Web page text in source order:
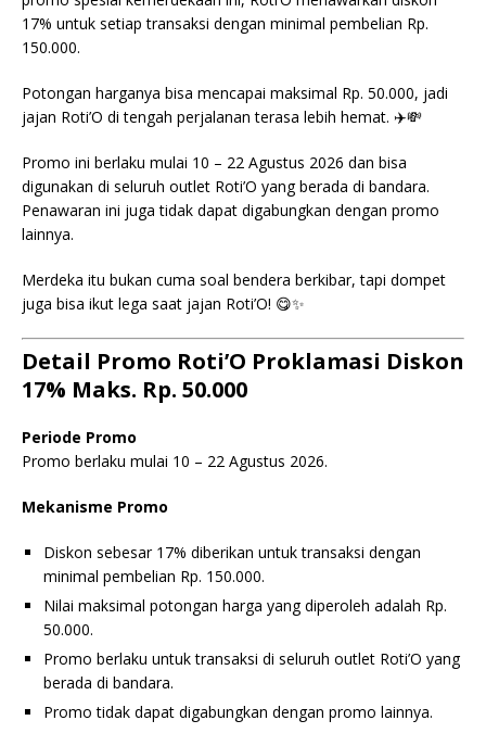
17% untuk setiap transaksi dengan minimal pembelian Rp.
150.000.
Potongan harganya bisa mencapai maksimal Rp. 50.000, jadi
jajan Roti’O di tengah perjalanan terasa lebih hemat. ✈️💸
Promo ini berlaku mulai 10 – 22 Agustus 2026 dan bisa
digunakan di seluruh outlet Roti’O yang berada di bandara.
Penawaran ini juga tidak dapat digabungkan dengan promo
lainnya.
Merdeka itu bukan cuma soal bendera berkibar, tapi dompet
juga bisa ikut lega saat jajan Roti’O! 😋✨
Detail Promo Roti’O Proklamasi Diskon
17% Maks. Rp. 50.000
Periode Promo
Promo berlaku mulai 10 – 22 Agustus 2026.
Mekanisme Promo
Diskon sebesar 17% diberikan untuk transaksi dengan
minimal pembelian Rp. 150.000.
Nilai maksimal potongan harga yang diperoleh adalah Rp.
50.000.
Promo berlaku untuk transaksi di seluruh outlet Roti’O yang
berada di bandara.
Promo tidak dapat digabungkan dengan promo lainnya.